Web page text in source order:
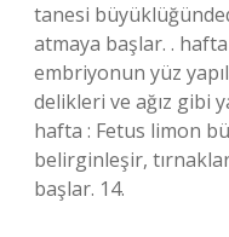
tanesi
atmaya başlar. .
embriyonun yüz
delikleri ve ağız gibi
hafta : Fetus limon
belirginleşir,
başlar. 14.